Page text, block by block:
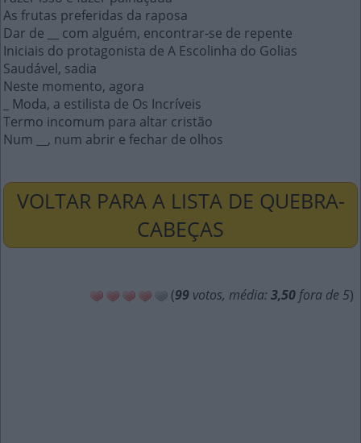
As frutas preferidas da raposa
Dar de __ com alguém, encontrar-se de repente
Iniciais do protagonista de A Escolinha do Golias
Saudável, sadia
Neste momento, agora
_ Moda, a estilista de Os Incríveis
Termo incomum para altar cristão
Num __, num abrir e fechar de olhos
VOLTAR PARA A LISTA DE QUEBRA-
CABEÇAS
(99 votos, média: 3,50 fora de 5)